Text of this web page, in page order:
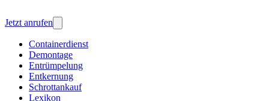
Jetzt anrufen
Containerdienst
Demontage
Entrümpelung
Entkernung
Schrottankauf
Lexikon